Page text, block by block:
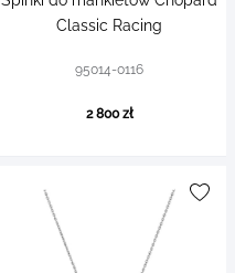
Classic Racing
95014-0116
2 800 zł